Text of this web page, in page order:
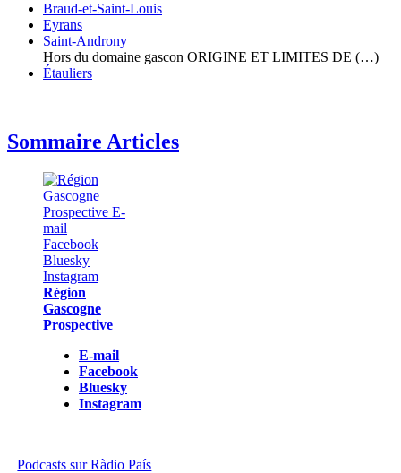
Braud-et-Saint-Louis
Eyrans
Saint-Androny
Hors du domaine gascon ORIGINE ET LIMITES DE (…)
Étauliers
Sommaire Articles
Région
Gascogne
Prospective
E-mail
Facebook
Bluesky
Instagram
Podcasts sur Ràdio País